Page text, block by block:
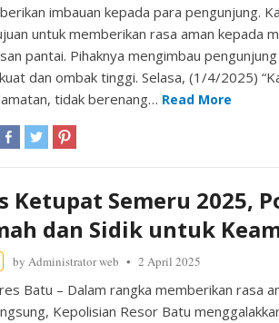
imbauan kepada para pengunjung.
untuk memberikan rasa aman kepada
pantai. Pihaknya mengimbau
dan ombak tinggi. Selasa, (1/4/2025)
tidak berenang… Read More
Ketupat Semeru 2025,
dan Sidik untuk
by Administrator web 2 April 2025
Batu – Dalam rangka memberikan rasa
Kepolisian Resor Batu